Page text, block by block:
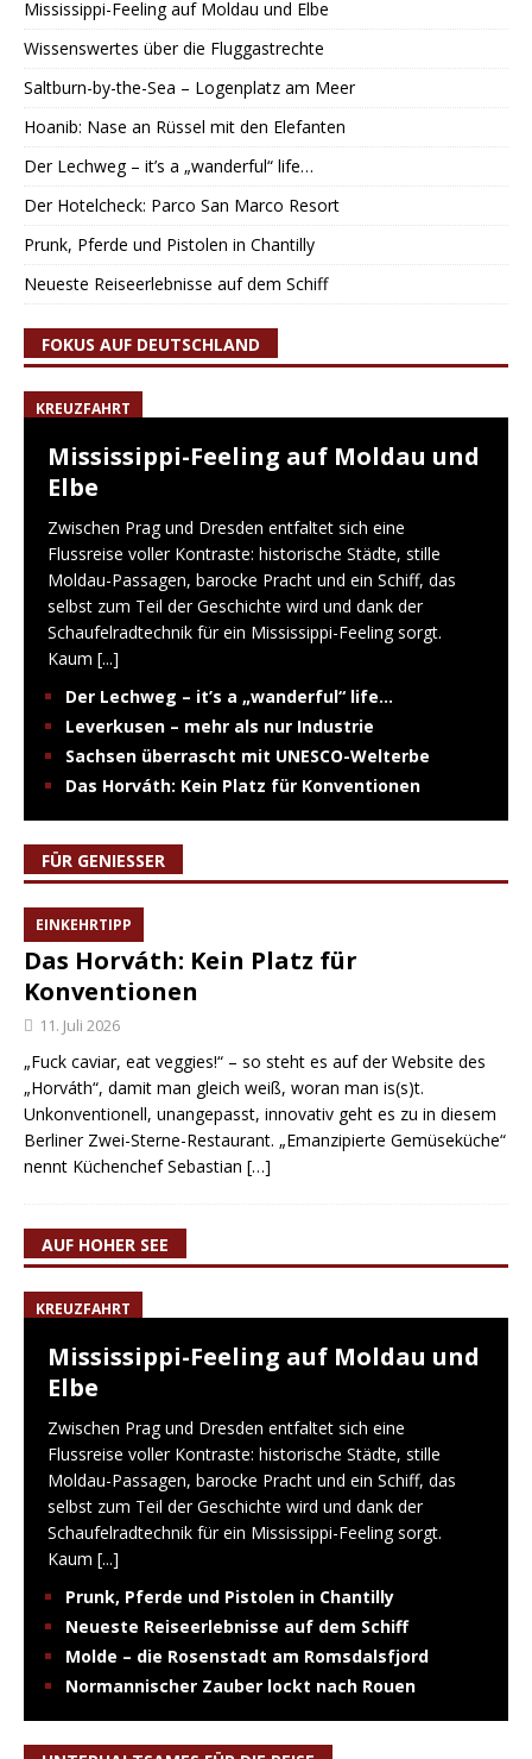
Mississippi-Feeling auf Moldau und Elbe
Wissenswertes über die Fluggastrechte
Saltburn-by-the-Sea – Logenplatz am Meer
Hoanib: Nase an Rüssel mit den Elefanten
Der Lechweg – it’s a „wanderful“ life…
Der Hotelcheck: Parco San Marco Resort
Prunk, Pferde und Pistolen in Chantilly
Neueste Reiseerlebnisse auf dem Schiff
FOKUS AUF DEUTSCHLAND
KREUZFAHRT
Mississippi-Feeling auf Moldau und
Elbe
Zwischen Prag und Dresden entfaltet sich eine
Flussreise voller Kontraste: historische Städte, stille
Moldau-Passagen, barocke Pracht und ein Schiff, das
selbst zum Teil der Geschichte wird und dank der
Schaufelradtechnik für ein Mississippi-Feeling sorgt.
Kaum [...]
Der Lechweg – it’s a „wanderful“ life…
Leverkusen – mehr als nur Industrie
Sachsen überrascht mit UNESCO-Welterbe
Das Horváth: Kein Platz für Konventionen
FÜR GENIESSER
EINKEHRTIPP
Das Horváth: Kein Platz für
Konventionen
11. Juli 2026
„Fuck caviar, eat veggies!“ – so steht es auf der Website des
„Horváth“, damit man gleich weiß, woran man is(s)t.
Unkonventionell, unangepasst, innovativ geht es zu in diesem
Berliner Zwei-Sterne-Restaurant. „Emanzipierte Gemüseküche“
nennt Küchenchef Sebastian […]
AUF HOHER SEE
KREUZFAHRT
Mississippi-Feeling auf Moldau und
Elbe
Zwischen Prag und Dresden entfaltet sich eine
Flussreise voller Kontraste: historische Städte, stille
Moldau-Passagen, barocke Pracht und ein Schiff, das
selbst zum Teil der Geschichte wird und dank der
Schaufelradtechnik für ein Mississippi-Feeling sorgt.
Kaum [...]
Prunk, Pferde und Pistolen in Chantilly
Neueste Reiseerlebnisse auf dem Schiff
Molde – die Rosenstadt am Romsdalsfjord
Normannischer Zauber lockt nach Rouen